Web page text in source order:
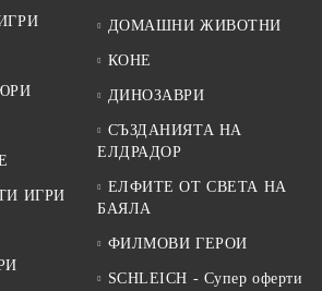
ИГРИ
ДОМАШНИ ЖИВОТНИ
КОНЕ
ДИНОЗАВРИ
СЪЗДАНИЯТА НА
ЕЛДРАДОР
ЕЛФИТЕ ОТ СВЕТА НА
БАЯЛА
ФИЛМОВИ ГЕРОИ
SCHLEICH - Супер оферти